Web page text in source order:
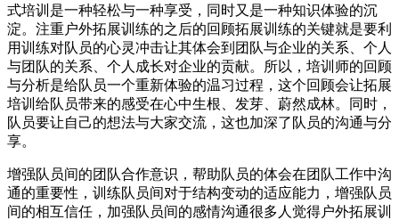
式培训是一种轻松与一种享受，同时又是一种知识体验的沉
淀。注重户外拓展训练的之后的回顾拓展训练的关键就是要利
用训练对队员的心灵冲击让其体会到团队与企业的关系、个人
与团队的关系、个人成长对企业的贡献。所以，培训师的回顾
与分析是给队员一个重新体验的温习过程，这个回顾会让拓展
培训给队员带来的感受在心中生根、发芽、蔚然成林。同时，
队员要让自己的想法与大家交流，这也加深了队员的沟通与分
享。
增强队员间的团队合作意识，帮助队员的体会在团队工作中沟
通的重要性，训练队员间对于结构变动的适应能力，增强队员
间的相互信任，加强队员间的感情沟通很多人觉得户外拓展训